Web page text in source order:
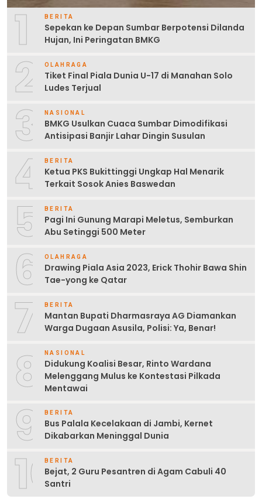
1 BERITA
Sepekan ke Depan Sumbar Berpotensi Dilanda
Hujan, Ini Peringatan BMKG
2 OLAHRAGA
Tiket Final Piala Dunia U-17 di Manahan Solo
Ludes Terjual
3 NASIONAL
BMKG Usulkan Cuaca Sumbar Dimodifikasi
Antisipasi Banjir Lahar Dingin Susulan
4 BERITA
Ketua PKS Bukittinggi Ungkap Hal Menarik
Terkait Sosok Anies Baswedan
5 BERITA
Pagi Ini Gunung Marapi Meletus, Semburkan
Abu Setinggi 500 Meter
6 OLAHRAGA
Drawing Piala Asia 2023, Erick Thohir Bawa Shin
Tae-yong ke Qatar
7 BERITA
Mantan Bupati Dharmasraya AG Diamankan
Warga Dugaan Asusila, Polisi: Ya, Benar!
8 NASIONAL
Didukung Koalisi Besar, Rinto Wardana
Melenggang Mulus ke Kontestasi Pilkada
Mentawai
9 BERITA
Bus Palala Kecelakaan di Jambi, Kernet
Dikabarkan Meninggal Dunia
10BERITA
Bejat, 2 Guru Pesantren di Agam Cabuli 40
Santri